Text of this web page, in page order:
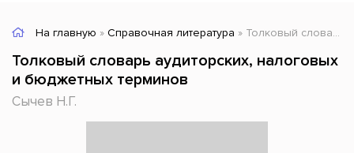
На главную » Справочная литература » Толковый словарь аудиторских, налоговых и бюджетных терминов
Толковый словарь аудиторских, налоговых
и бюджетных терминов
Сычев Н.Г.